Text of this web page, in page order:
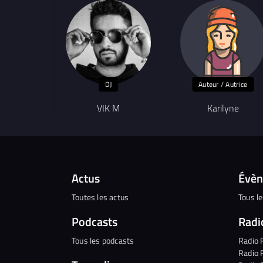
DJ
VIK M
Auteur / Autrice
Karilyne
Actus
Toutes les actus
Podcasts
Tous les podcasts
Tous
Radio
Radio